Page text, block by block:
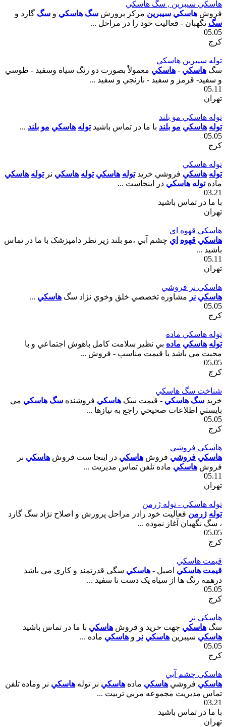
هاسکي سيبرين , سگ هاسکي
فروش هاسکي سيبرين مرکز پرورش سگ هاسکي و سگ گارد و
سگ نگهبان - فعاليت خود را در مراحل ...
05.05
کرج
توله سيبرين هاسکي
سگ هاسکي - هاسکي معمولاً بصورت دو رنگ سياه وسفيد - طوسي
و سفيد- قرمز و سفيد - نارنجي و سفيد ...
05.11
تهران
توله هاسکي مو بلند
توله هاسکي مو بلند با ما در تماس باشيدتوله هاسکي مو بلند ...
05.05
کرج
توله هاسکي
توله هاسکي فروشي خريدتوله هاسکي توله هاسکي نرتوله هاسکي
مادهتوله هاسکي در اينجاست ...
03.21
با ما در تماس باشید
تهران
هاسکي قهوه اي
هاسکي قهوه اي چشم آبي ،مو بلند زير نظر دامپزشک با ما در تماس
باشيد ...
05.11
تهران
هاسکي نر فروشي
هاسکي نر مشاوره تخصصي خلق وخوي نژاد سگ هاسکي ...
05.05
کرج
توله هاسکي ماده
توله هاسکي ماده بي نظير سلامت کامل باهوش اجتماعي و با
محبت مي باشد با قيمت مناسب - فروش ...
05.05
کرج
شناخت سگ هاسکي
خريد سگ هاسکي - قيمت سک هاسکي فروشنده سگ هاسکي مي
بايستي اطلاعات صحيحي راجع به نيازها ...
05.05
کرج
هاسکي فروشي
هاسکي فروشي فروش هاسکي در اينجا ست فروش هاسکي نر
فروش هاسکي ماده تلفن تماس مديريت ...
05.11
تهران
توله هاسکي - توله ژرمن
توله ژرمن فعاليت خود رادر مراحل پرورش و اصلاح نژاد سگ گارد
، سگ نگهبان آغاز نموده ...
05.05
کرج
قيمت هاسکي
قيمت هاسکي اصيل - هاسکي سگي قدرتمند و کاري مي باشد
درهمه رنگ ها از سياه يک دست تا سفيد ...
05.05
کرج
هاسکي نر
سگ هاسکي جهت خريد و فروش هاسکي با ما در تماس باشيد
هاسکي سيبرين هاسکي نر و هاسکي ماده ...
05.05
کرج
هاسکي چشم آبي
هاسکي فروشي هاسکي ماده هاسکي نر توله هاسکي نر وماده تلفن
تماس مديريت مجموعه مربي تربيت ...
03.21
با ما در تماس باشید
تهران